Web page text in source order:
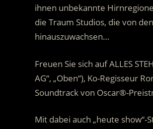
ihnen unbekannte
die Traum Studios, die von
hinauszuwachsen…
Freuen Sie sich auf ALLES
AG“, „Oben“), Ko-Regisseur
Soundtrack von Oscar®-
Mit dabei auch „heute show“-